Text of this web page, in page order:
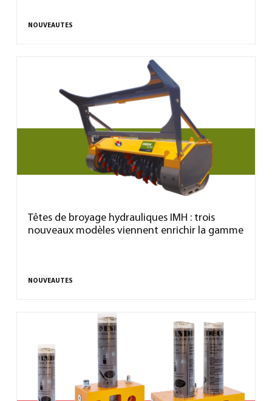
NOUVEAUTES
Têtes de broyage hydrauliques IMH : trois
nouveaux modèles viennent enrichir la gamme
NOUVEAUTES